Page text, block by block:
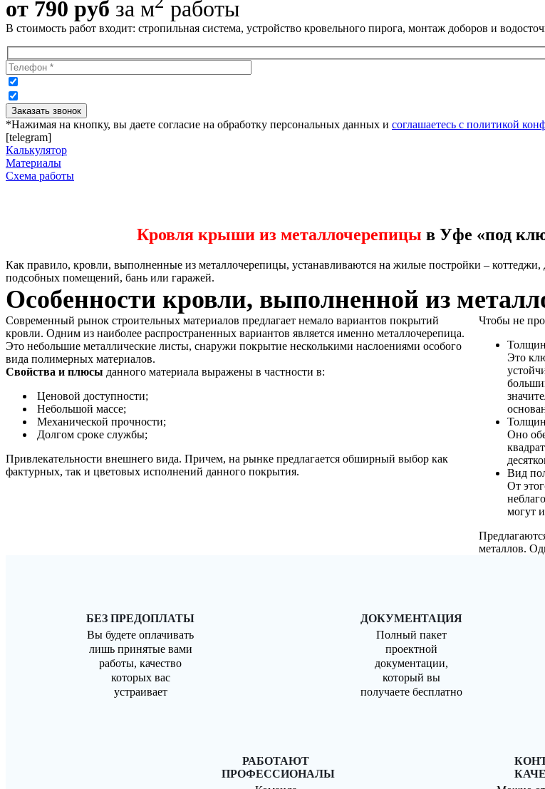
от 790 руб за м работы
В стоимость работ входит: стропильная система, устройство кровельного пирога, монтаж доборов и
*Нажимая на кнопку, вы даете согласие на обработку персональных данных и соглашаетесь с политикой
[telegram]
Калькулятор
Материалы
Схема работы
Кровля крыши из металлочерепицы в Уфе «под
Как правило, кровли, выполненные из металлочерепицы, устанавливаются на жилые постройки – коттеджи,
подсобных помещений, бань или гаражей.
Особенности кровли, выполненной из
Современный рынок строительных материалов предлагает немало вариантов покрытий
кровли. Одним из наиболее распространенных вариантов является именно металлочерепица.
Это небольшие металлические листы, снаружи покрытие несколькими наслоениями особого
вида полимерных материалов.
Свойства и плюсы данного материала выражены в частности в:
Ценовой доступности;
Небольшой массе;
Механической прочности;
Долгом сроке службы;
Привлекательности внешнего вида. Причем, на рынке предлагается обширный выбор как
фактурных, так и цветовых исполнений данного покрытия.
Чтобы не
Это
Оно
Вид
От
могут
металлов.
БЕЗ ПРЕДОПЛАТЫ
Вы будете оплачивать
лишь принятые вами
работы, качество
которых вас
устраивает
РАБОТАЮТ
ПРОФЕССИОНАЛЫ
ДОКУМЕНТАЦИЯ
Полный пакет
проектной
документации,
который вы
получаете бесплатно